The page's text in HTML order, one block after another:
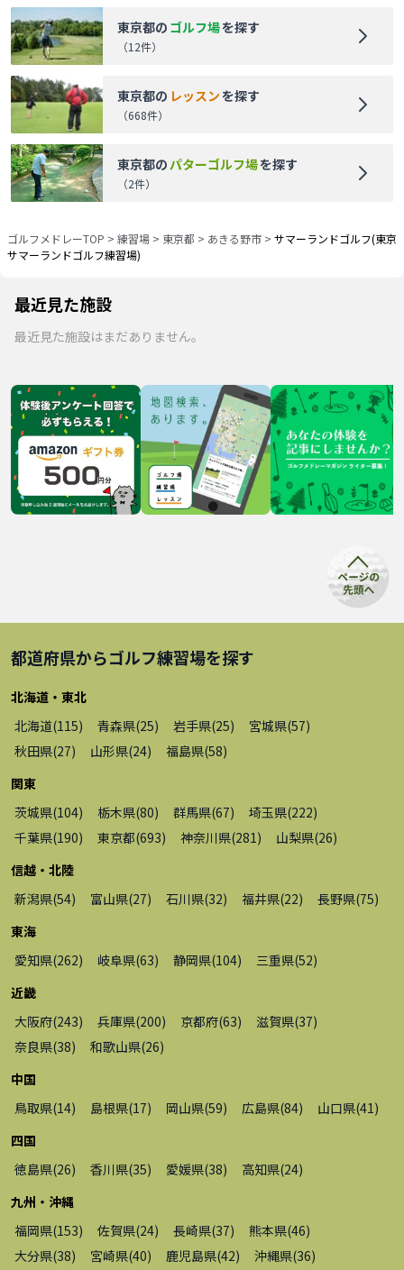
東京都の ゴルフ場を探す
（12件）
東京都の レッスンを探す
（668件）
東京都の パターゴルフ場を探す
（2件）
ゴルフメドレーTOP > 練習場 > 東京都 > あきる野市 > サマーランドゴルフ(東京
サマーランドゴルフ練習場)
最近見た施設
最近見た施設はまだありません。
都道府県からゴルフ練習場を探す
北海道・東北
北海道(115) 青森県(25) 岩手県(25) 宮城県(57)
秋田県(27) 山形県(24) 福島県(58)
関東
茨城県(104) 栃木県(80) 群馬県(67) 埼玉県(222)
千葉県(190) 東京都(693) 神奈川県(281 ) 山梨県(26)
信越・北陸
新潟県(54) 富山県(27) 石川県(32) 福井県(22) 長野県(75)
東海
愛知県(262) 岐阜県(63) 静岡県(104) 三重県(52)
近畿
大阪府(243) 兵庫県(200) 京都府(63) 滋賀県(37)
奈良県(38) 和歌山県(26)
中国
鳥取県(14) 島根県(17) 岡山県(59) 広島県(84) 山口県(41 )
四国
徳島県(26) 香川県(35) 愛媛県(38) 高知県(24)
九州・沖縄
福岡県(153) 佐賀県(24) 長崎県(37) 熊本県(46)
大分県(38) 宮崎県(40) 鹿児島県(42) 沖縄県(36)